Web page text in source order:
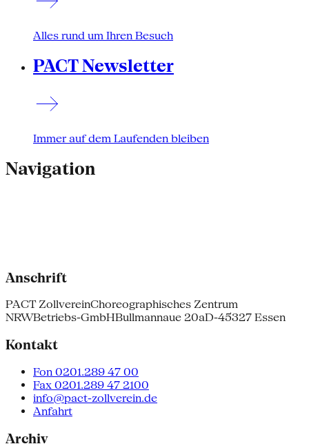
Alles rund um Ihren Besuch
PACT Newsletter
Immer auf dem Laufenden bleiben
Navigation
Anschrift
PACT ZollvereinChoreographisches Zentrum
NRWBetriebs-GmbHBullmannaue 20aD-45327 Essen
Kontakt
Fon 0201.289 47 00
Fax 0201.289 47 2100
info@pact-zollverein.de
Anfahrt
Archiv